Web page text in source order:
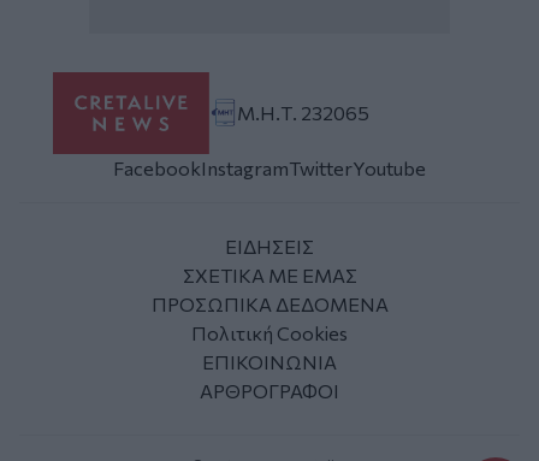
Μ.Η.Τ. 232065
FacebookInstagramTwitterYoutube
ΕΙΔΗΣΕΙΣ
ΣΧΕΤΙΚΑ ΜΕ ΕΜΑΣ
ΠΡΟΣΩΠΙΚΑ ΔΕΔΟΜΕΝΑ
Πολιτική Cookies
ΕΠΙΚΟΙΝΩΝΙΑ
ΑΡΘΡΟΓΡΑΦΟΙ